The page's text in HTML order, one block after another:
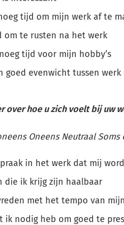
tijd om mijn werk af te
om te rusten na het werk
tijd voor mijn hobby’s
goed evenwicht tussen
over hoe u zich voelt bij uw
Oneens Neutraal
in het werk dat mij
die ik krijg zijn haalbaar
met het tempo van
ik nodig heb om goed te